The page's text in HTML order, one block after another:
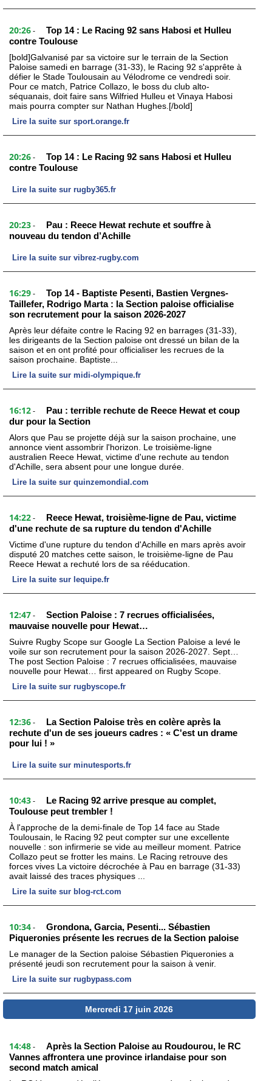
20:26 -
Top 14 : Le Racing 92 sans Habosi et Hulleu
contre Toulouse
[bold]Galvanisé par sa victoire sur le terrain de la Section
Paloise samedi en barrage (31-33), le Racing 92 s'apprête à
défier le Stade Toulousain au Vélodrome ce vendredi soir.
Pour ce match, Patrice Collazo, le boss du club alto-
séquanais, doit faire sans Wilfried Hulleu et Vinaya Habosi
mais pourra compter sur Nathan Hughes.[/bold]
Lire la suite sur sport.orange.fr
20:26 -
Top 14 : Le Racing 92 sans Habosi et Hulleu
contre Toulouse
Lire la suite sur rugby365.fr
20:23 -
Pau : Reece Hewat rechute et souffre à
nouveau du tendon d’Achille
Lire la suite sur vibrez-rugby.com
16:29 -
Top 14 - Baptiste Pesenti, Bastien Vergnes-
Taillefer, Rodrigo Marta : la Section paloise officialise
son recrutement pour la saison 2026-2027
Après leur défaite contre le Racing 92 en barrages (31-33),
les dirigeants de la Section paloise ont dressé un bilan de la
saison et en ont profité pour officialiser les recrues de la
saison prochaine. Baptiste...
Lire la suite sur midi-olympique.fr
16:12 -
Pau : terrible rechute de Reece Hewat et coup
dur pour la Section
Alors que Pau se projette déjà sur la saison prochaine, une
annonce vient assombrir l'horizon. Le troisième-ligne
australien Reece Hewat, victime d'une rechute au tendon
d'Achille, sera absent pour une longue durée.
Lire la suite sur quinzemondial.com
14:22 -
Reece Hewat, troisième-ligne de Pau, victime
d'une rechute de sa rupture du tendon d'Achille
Victime d'une rupture du tendon d'Achille en mars après avoir
disputé 20 matches cette saison, le troisième-ligne de Pau
Reece Hewat a rechuté lors de sa rééducation.
Lire la suite sur lequipe.fr
12:47 -
Section Paloise : 7 recrues officialisées,
mauvaise nouvelle pour Hewat…
Suivre Rugby Scope sur Google La Section Paloise a levé le
voile sur son recrutement pour la saison 2026-2027. Sept…
The post Section Paloise : 7 recrues officialisées, mauvaise
nouvelle pour Hewat… first appeared on Rugby Scope.
Lire la suite sur rugbyscope.fr
12:36 -
La Section Paloise très en colère après la
rechute d'un de ses joueurs cadres : « C'est un drame
pour lui ! »
Lire la suite sur minutesports.fr
10:43 -
Le Racing 92 arrive presque au complet,
Toulouse peut trembler !
À l'approche de la demi-finale de Top 14 face au Stade
Toulousain, le Racing 92 peut compter sur une excellente
nouvelle : son infirmerie se vide au meilleur moment. Patrice
Collazo peut se frotter les mains. Le Racing retrouve des
forces vives La victoire décrochée à Pau en barrage (31-33)
avait laissé des traces physiques ...
Lire la suite sur blog-rct.com
10:34 -
Grondona, Garcia, Pesenti... Sébastien
Piqueronies présente les recrues de la Section paloise
Le manager de la Section paloise Sébastien Piqueronies a
présenté jeudi son recrutement pour la saison à venir.
Lire la suite sur rugbypass.com
Mercredi 17 juin 2026
14:48 -
Après la Section Paloise au Roudourou, le RC
Vannes affrontera une province irlandaise pour son
second match amical